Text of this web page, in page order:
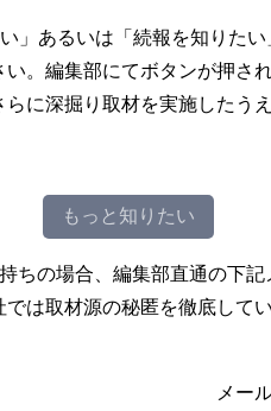
」あるいは「続報を知りた
。編集部にてボタンが押さ
に深掘り取材を実施したう
もっと知りたい
ちの場合、編集部直通の下
は取材源の秘匿を徹底してい
メー